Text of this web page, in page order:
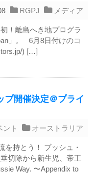
RGPJ メディア
！離島へき地プログラ
」。 6月8日付けのコ
) […]
プ開催決定＠プライ
ント オーストラリア
を持とう！ ブッシュ・
切除から新生児、帝王
Way. 〜Appendix to